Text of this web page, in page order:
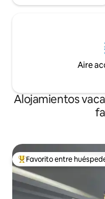
Aire
Alojamientos
De los mejores en
Favorito entre